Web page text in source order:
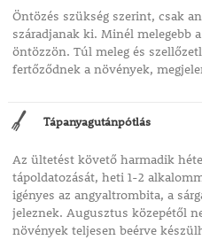
Öntözés szükség szerint, csak
száradjanak ki. Minél melegebb
öntözzön. Túl meleg és
fertőződnek a növények,
Tápanyagutánpótlás
Az ültetést követő harmadik
tápoldatozását, heti 1-2
igényes az angyaltrombita, a
jeleznek. Augusztus közepétől
növények teljesen beérve